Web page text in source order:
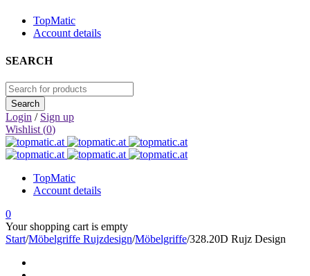
TopMatic
Account details
SEARCH
Login / Sign up
Wishlist (0)
TopMatic
Account details
0
Your shopping cart is empty
Start/Möbelgriffe Rujzdesign/Möbelgriffe/328.20D Rujz Design